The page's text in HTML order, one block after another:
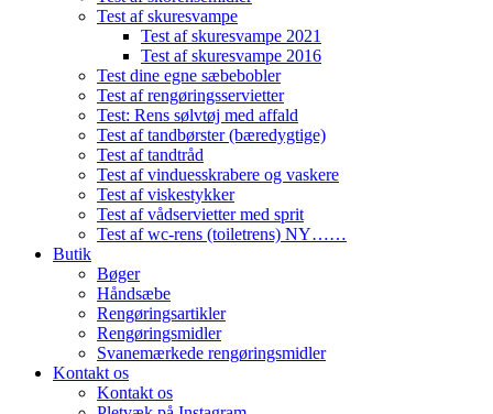
Test af skuresvampe
Test af skuresvampe 2021
Test af skuresvampe 2016
Test dine egne sæbebobler
Test af rengøringsservietter
Test: Rens sølvtøj med affald
Test af tandbørster (bæredygtige)
Test af tandtråd
Test af vinduesskrabere og vaskere
Test af viskestykker
Test af vådservietter med sprit
Test af wc-rens (toiletrens) NY……
Butik
Bøger
Håndsæbe
Rengøringsartikler
Rengøringsmidler
Svanemærkede rengøringsmidler
Kontakt os
Kontakt os